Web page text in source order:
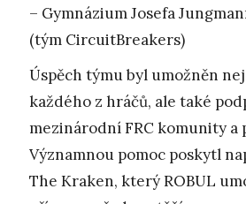
– Gymnázium Josefa
(tým CircuitBreakers)
Úspěch týmu byl umožněn
každého z hráčů, ale také
mezinárodní FRC komunity a
Významnou pomoc poskytl
The Kraken, který ROBUL